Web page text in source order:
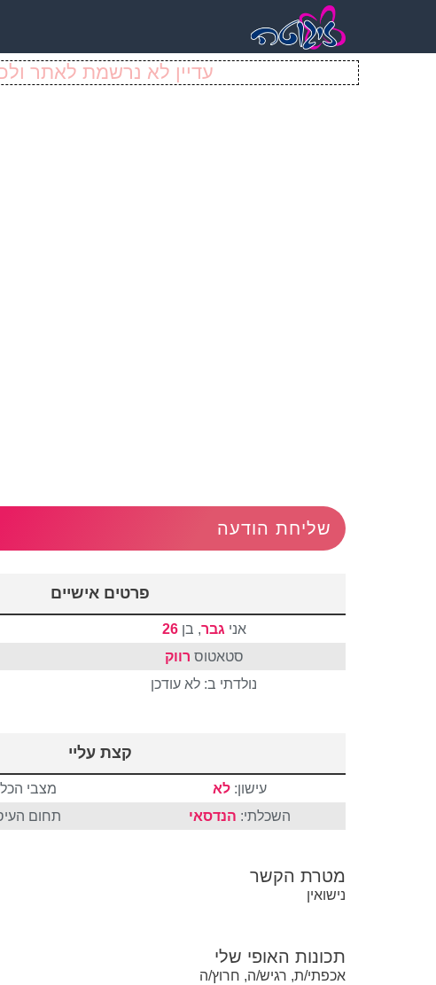
עדיין לא נרשמת לאתר
שליחת הודעה
פרטים אישיים
אני גבר, בן26
סטאטוס רווק
נולדתי ב: לא עודכן
קצת עליי
עישון: לא מצבי
השכלתי: הנדסאי תחום
מטרת הקשר
נישואין
תכונות האופי שלי
אכפתי/ת, רגיש/ה, חרוץ/ה